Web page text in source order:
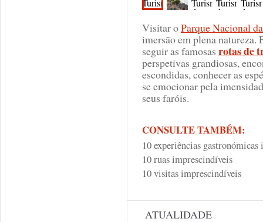
Visitar oParque Nacional
imersão em plena natureza.
seguir as famosas rotas de
perspetivas grandiosas,
escondidas, conhecer as
se emocionar pela
seus faróis.
CONSULTE TAMBÉM:
10 experiências
10 ruas imprescindíveis
10 visitas imprescindíveis
ATUALIDADE